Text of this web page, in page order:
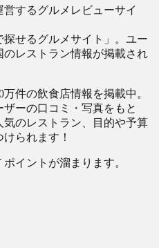
するグルメレビューサイ
探せるグルメサイト」。ユー
レストラン情報が掲載され
件の飲食店情報を掲載中。
ーの口コミ・写真をもと
のレストラン、目的や予算
られます！
イントが溜まります。